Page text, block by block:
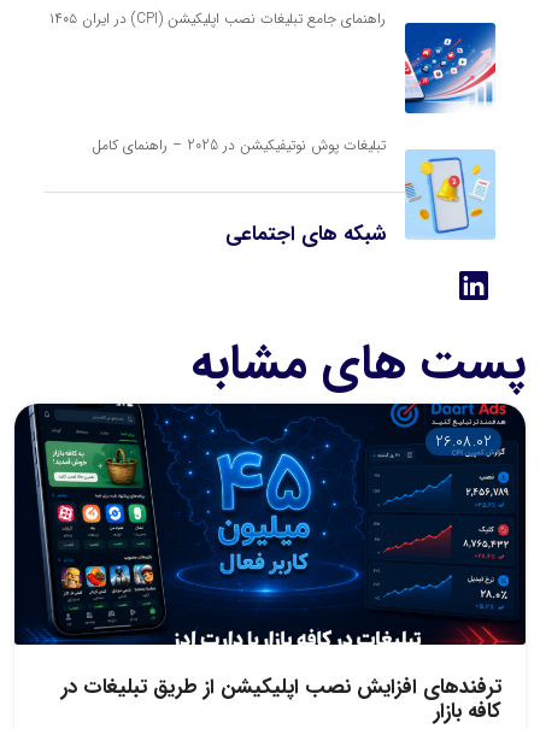
راهنمای جامع تبلیغات نصب اپلیکیشن (CPI) در ایران ۱۴۰۵
تبلیغات پوش نوتیفیکیشن در 2025 – راهنمای کامل
شبکه های اجتماعی
پست های مشابه
26.08.02
ترفندهای افزایش نصب اپلیکیشن از طریق تبلیغات در
کافه بازار